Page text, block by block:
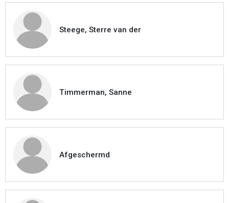
Steege, Sterre van der
Timmerman, Sanne
Afgeschermd